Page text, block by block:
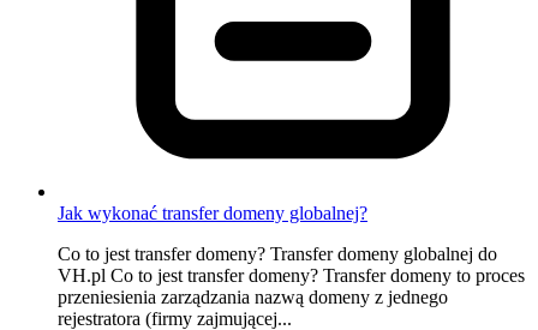
Jak wykonać transfer domeny globalnej?
Co to jest transfer domeny? Transfer domeny globalnej do
VH.pl Co to jest transfer domeny? Transfer domeny to proces
przeniesienia zarządzania nazwą domeny z jednego
rejestratora (firmy zajmującej...